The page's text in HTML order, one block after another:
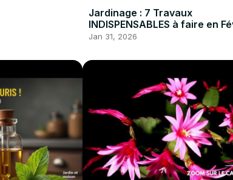
Jardinage : 7 Travaux
INDISPENSABLES à faire en
#Potager #Jardin #DIY
Jan 31, 2026